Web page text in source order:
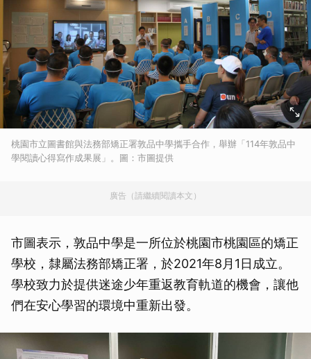
桃園市立圖書館與法務部矯正署敦品中學攜手合作，舉辦「114年敦品中
學閱讀心得寫作成果展」。圖：市圖提供
廣告（請繼續閱讀本文）
市圖表示，敦品中學是一所位於桃園市桃園區的矯正
學校，隸屬法務部矯正署，於2021年8月1日成立。
學校致力於提供迷途少年重返教育軌道的機會，讓他
們在安心學習的環境中重新出發。